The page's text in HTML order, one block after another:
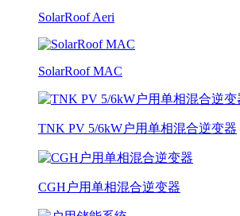
SolarRoof Aeri
SolarRoof MAC
TNK PV 5/6kW户用单相混合逆变器
CGH户用单相混合逆变器